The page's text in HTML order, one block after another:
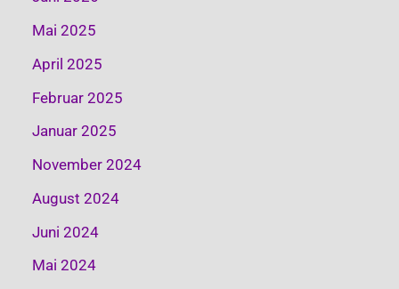
Mai 2025
April 2025
Februar 2025
Januar 2025
November 2024
August 2024
Juni 2024
Mai 2024